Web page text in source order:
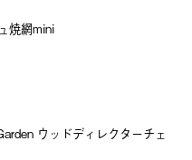
焼網mini
ウッドディレクターチェ